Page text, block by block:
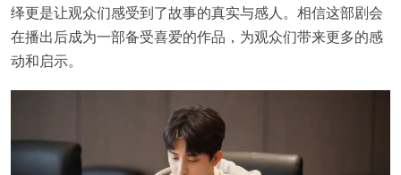
绎更是让观众们感受到了故事的真实与感人。相信这部剧会
在播出后成为一部备受喜爱的作品，为观众们带来更多的感
动和启示。